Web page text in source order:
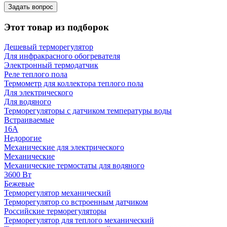
Задать вопрос
Этот товар из подборок
Дешевый терморегулятор
Для инфракрасного обогревателя
Электронный термодатчик
Реле теплого пола
Термометр для коллектора теплого пола
Для электрического
Для водяного
Терморегуляторы с датчиком температуры воды
Встраиваемые
16А
Недорогие
Механические для электрического
Механические
Механические термостаты для водяного
3600 Вт
Бежевые
Терморегулятор механический
Терморегулятор со встроенным датчиком
Российские терморегуляторы
Терморегулятор для теплого механический